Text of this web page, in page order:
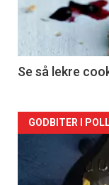
nå
2
Se så lekre
Forsiden
akkurat
GODBITER I